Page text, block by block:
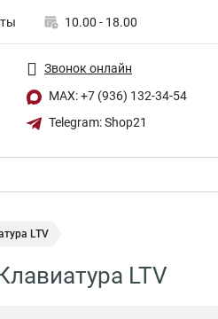
10.00 - 18.00
Звонок онлайн
MAX: +7 (936) 132-34-54
Telegram: Shop21
LTV
LTV